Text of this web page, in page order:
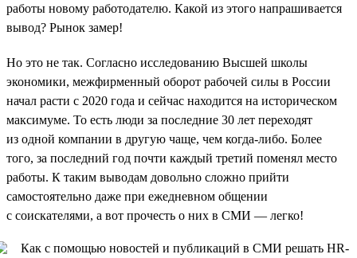
работы новому работодателю. Какой из этого напрашивается
вывод? Рынок замер!
Но это не так. Согласно исследованию Высшей школы
экономики, межфирменный оборот рабочей силы в России
начал расти с 2020 года и сейчас находится на историческом
максимуме. То есть люди за последние 30 лет переходят
из одной компании в другую чаще, чем когда-либо. Более
того, за последний год почти каждый третий поменял место
работы. К таким выводам довольно сложно прийти
самостоятельно даже при ежедневном общении
с соискателями, а вот прочесть о них в СМИ — легко!